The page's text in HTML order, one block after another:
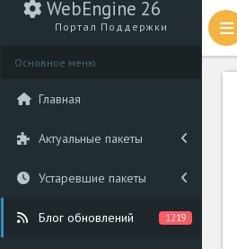
WebEngine 26
Портал Поддержки
Основное меню
Главная
Актуальные пакеты
Устаревшие пакеты
Блог обновлений 1219